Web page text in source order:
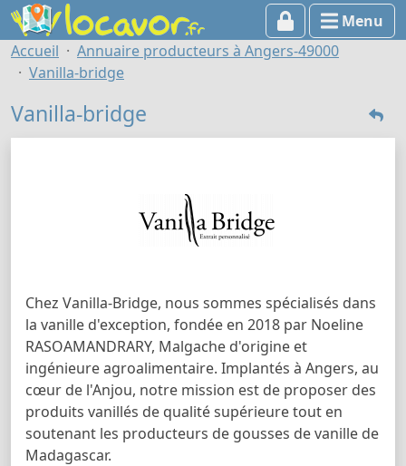
Menu
Accueil
Annuaire producteurs à Angers-49000
Vanilla-bridge
Vanilla-bridge
Chez Vanilla-Bridge, nous sommes spécialisés dans
la vanille d'exception, fondée en 2018 par Noeline
RASOAMANDRARY, Malgache d'origine et
ingénieure agroalimentaire. Implantés à Angers, au
cœur de l'Anjou, notre mission est de proposer des
produits vanillés de qualité supérieure tout en
soutenant les producteurs de gousses de vanille de
Madagascar.